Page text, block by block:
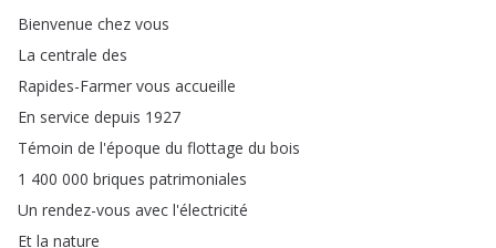
Bienvenue chez vous
La centrale des
Rapides-Farmer vous accueille
En service depuis 1927
Témoin de l'époque du flottage du bois
1 400 000 briques patrimoniales
Un rendez-vous avec l'électricité
Et la nature